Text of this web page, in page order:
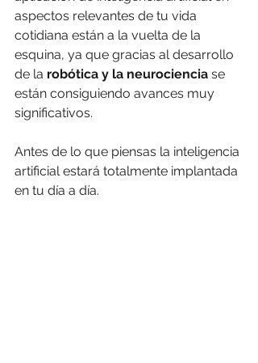
aspectos relevantes de tu vida
cotidiana están a la vuelta de la
esquina, ya que gracias al desarrollo
de la robótica y la neurociencia se
están consiguiendo avances muy
significativos.
Antes de lo que piensas la inteligencia
artificial estará totalmente implantada
en tu día a día.